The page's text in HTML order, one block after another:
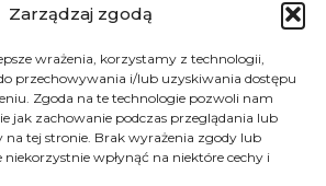
Zarządzaj zgodą
wrażenia, korzystamy z technologii,
przechowywania i/lub uzyskiwania dostępu
Zgoda na te technologie pozwoli nam
jak zachowanie podczas przeglądania lub
tej stronie. Brak wyrażenia zgody lub
wpłynąć na niektóre cechy i
ADRES:
1C, 22-500 Hrubieszów
DLA KLIENTA
Regulamin sklepu